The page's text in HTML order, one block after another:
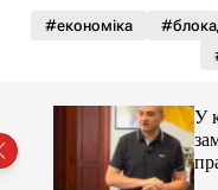
у
#економіка
У